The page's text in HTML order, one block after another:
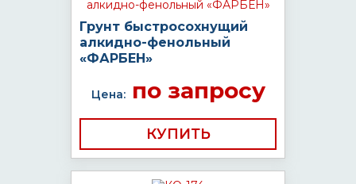
Грунт быстросохнущий
алкидно-фенольный
«ФАРБЕН»
Цена:по запросу
КУПИТЬ